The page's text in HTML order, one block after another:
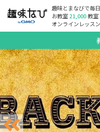
趣味とまなびで毎
お教室21,000教室
オンラインレッス